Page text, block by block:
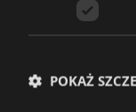
POKAŻ